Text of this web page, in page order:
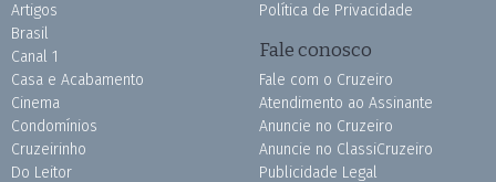
Artigos
Brasil
Canal 1
Casa e Acabamento
Cinema
Condomínios
Cruzeirinho
Do Leitor
Política de Privacidade
Fale conosco
Fale com o Cruzeiro
Atendimento ao Assinante
Anuncie no Cruzeiro
Anuncie no ClassiCruzeiro
Publicidade Legal